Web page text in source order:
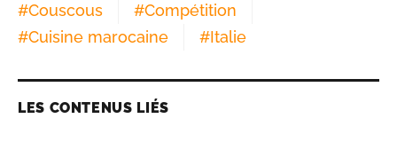
#Couscous #Compétition
#Cuisine marocaine #Italie
LES CONTENUS LIÉS